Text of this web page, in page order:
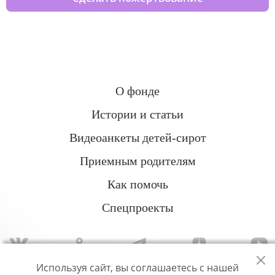
О фонде
Истории и статьи
Видеоанкеты детей-сирот
Приемным родителям
Как помочь
Спецпроекты
Используя сайт, вы соглашаетесь с нашей